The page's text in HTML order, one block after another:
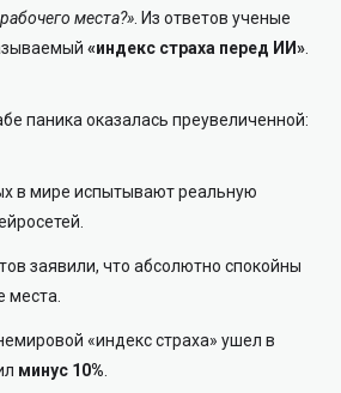
места?» . Из ответов ученые
«индекс страха перед ИИ»
паника оказалась преувеличенной:
в мире испытывают реальную
заявили, что абсолютно спокойны
места.
«индекс страха» ушел в
минус 10%